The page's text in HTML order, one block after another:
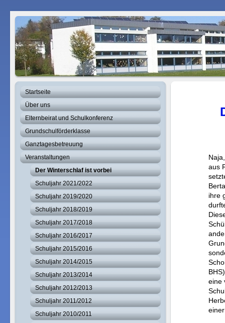
Startseite
Über uns
Elternbeirat und Schulkonferenz
Grundschulförderklasse
Ganztagesbetreuung
Veranstaltungen
Der Winterschlaf ist vorbei
Schuljahr 2021/2022
Schuljahr 2019/2020
Schuljahr 2018/2019
Schuljahr 2017/2018
Schuljahr 2016/2017
Schuljahr 2015/2016
Schuljahr 2014/2015
Schuljahr 2013/2014
Schuljahr 2012/2013
Schuljahr 2011/2012
Schuljahr 2010/2011
aus
ihre
eine